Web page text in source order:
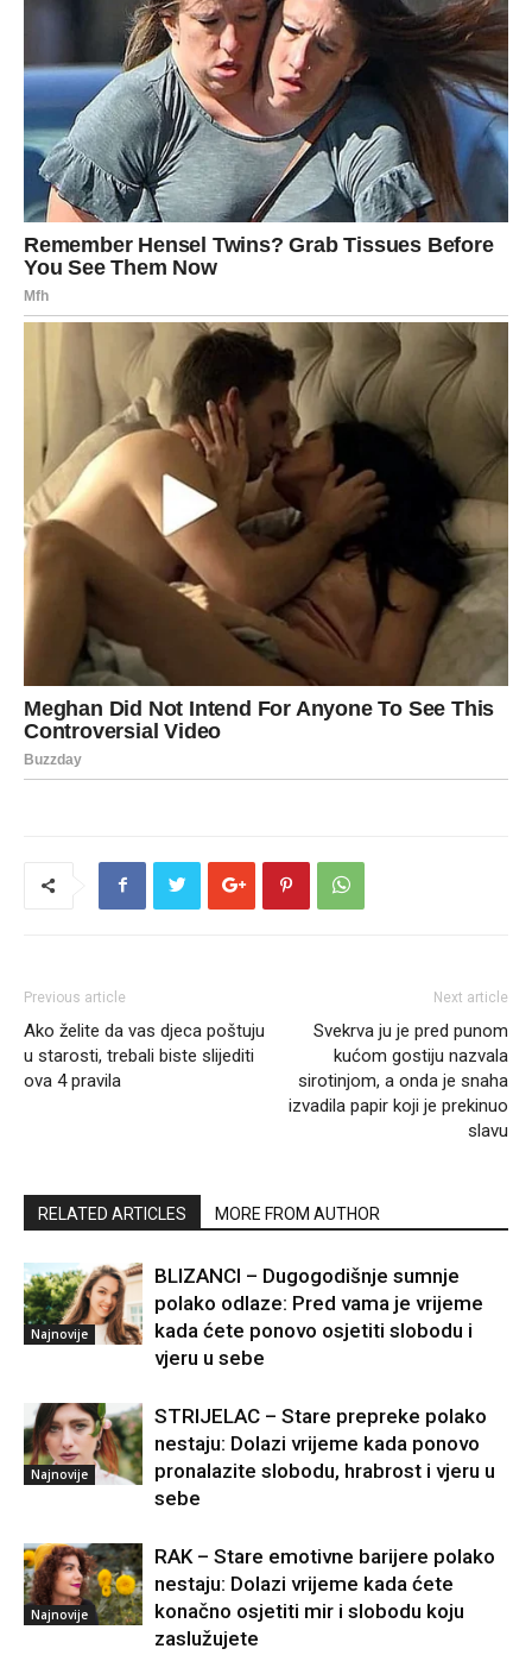
Previous article
Ako želite da vas djeca poštuju
u starosti, trebali biste slijediti
ova 4 pravila
Next article
Svekrva ju je pred punom
kućom gostiju nazvala
sirotinjom, a onda je snaha
izvadila papir koji je prekinuo
slavu
RELATED ARTICLES MORE FROM AUTHOR
Najnovije
BLIZANCI – Dugogodišnje sumnje
polako odlaze: Pred vama je vrijeme
kada ćete ponovo osjetiti slobodu i
vjeru u sebe
Najnovije
STRIJELAC – Stare prepreke polako
nestaju: Dolazi vrijeme kada ponovo
pronalazite slobodu, hrabrost i vjeru u
sebe
Najnovije
RAK – Stare emotivne barijere polako
nestaju: Dolazi vrijeme kada ćete
konačno osjetiti mir i slobodu koju
zaslužujete